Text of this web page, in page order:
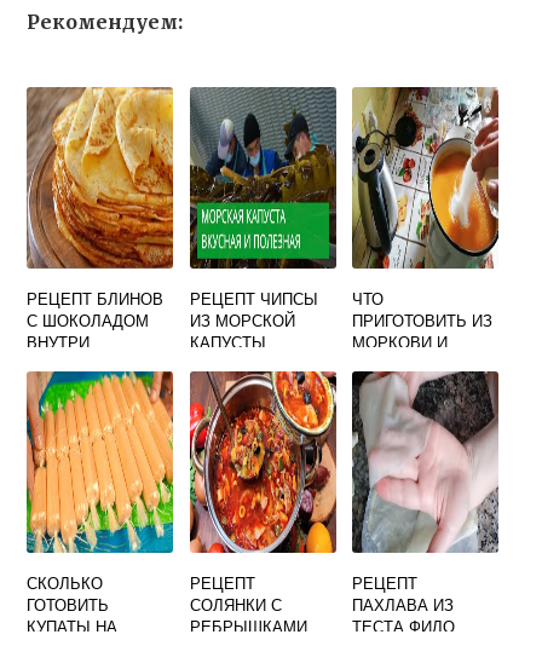
Рекомендуем:
РЕЦЕПТ БЛИНОВ
С ШОКОЛАДОМ
ВНУТРИ
РЕЦЕПТ ЧИПСЫ
ИЗ МОРСКОЙ
КАПУСТЫ
ЧТО
ПРИГОТОВИТЬ ИЗ
МОРКОВИ И
СКОЛЬКО
ГОТОВИТЬ
КУПАТЫ НА
РЕЦЕПТ
СОЛЯНКИ С
РЕБРЫШКАМИ
РЕЦЕПТ
ПАХЛАВА ИЗ
ТЕСТА ФИЛО